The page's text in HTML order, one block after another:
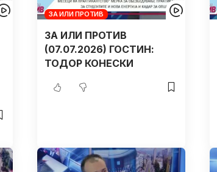
ЗА ИЛИ ПРОТИВ
ЗА ИЛИ ПРОТИВ
(07.07.2026) ГОСТИН:
ТОДОР КОНЕСКИ